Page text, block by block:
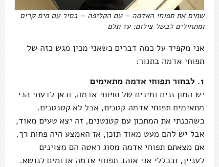
שמים את תפוחי האדמה – עם הקליפה – בסיר עם מים קרים
ומתחילים לבשל צילום: עז תלם
אני מקפיד על כמה דברים כשאני מכין מגש כזה של
תפוחי אדמה בתנור:
1. לבחור תפוחי אדמה מתאימים
יש המון זנים ומינים של תפוחי אדמה, וכאן לדעתי הכי
מתאימים תפוחי אדמה קטנים, אבל לא קטנטנים.
כשהכנתי את המתכון עם קטנטנים, זה יצא טעים מאוד,
אבל יש להם מעט מאוד תוכן, אז האמצע היה פחות רך.
אם מצאתם תפוחי אדמה מסוג ראטה הם מצוינים
לעניין, ובכללי אני אוהב תפוחי אדמה אדומים לנושא.